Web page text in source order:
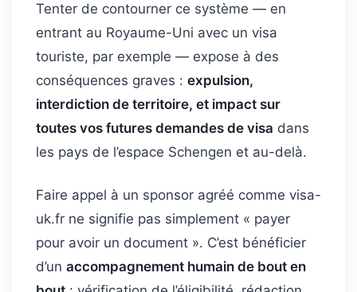
Tenter de contourner ce système — en
entrant au Royaume-Uni avec un visa
touriste, par exemple — expose à des
conséquences graves : expulsion,
interdiction de territoire, et impact sur
toutes vos futures demandes de visa dans
les pays de l’espace Schengen et au-delà.
Faire appel à un sponsor agréé comme visa-
uk.fr ne signifie pas simplement « payer
pour avoir un document ». C’est bénéficier
d’un accompagnement humain de bout en